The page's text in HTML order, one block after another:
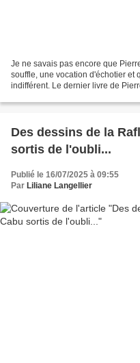
Je ne savais pas encore que
souffle, une vocation d'échotier et
indifférent. Le dernier livre de
Des dessins de la
sortis de l'oubli...
Publié le 16/07/2025 à 09:55
Par Liliane Langellier